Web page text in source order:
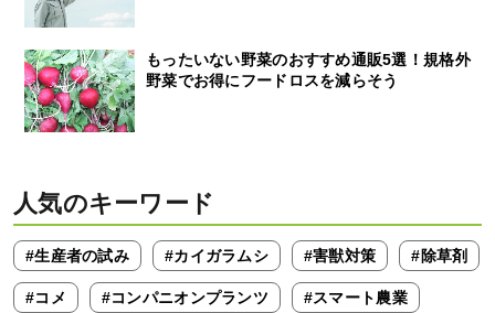
もったいない野菜のおすすめ通販5選！規格外
野菜でお得にフードロスを減らそう
人気のキーワード
#生産者の試み #カイガラムシ #害獣対策 #除草剤
#コメ #コンパニオンプランツ #スマート農業